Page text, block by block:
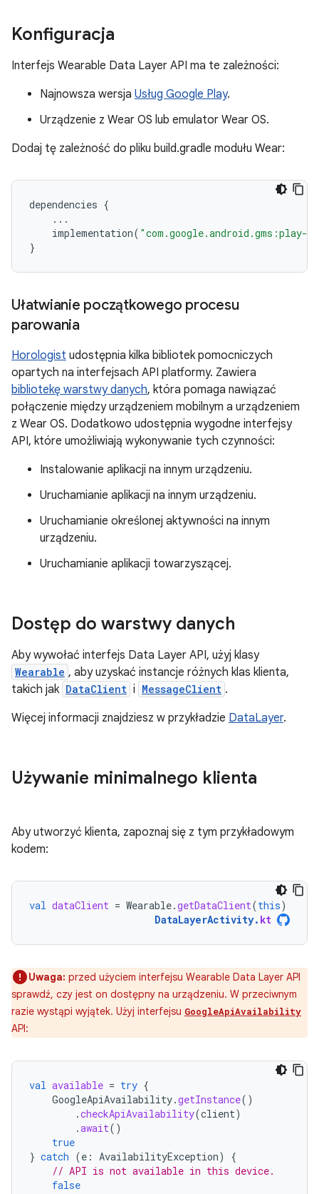
Konfiguracja
Interfejs Wearable Data Layer API ma te zależności:
Najnowsza wersja Usług Google Play.
Urządzenie z Wear OS lub emulator Wear OS.
Dodaj tę zależność do pliku build.gradle modułu Wear:
dependencies {
...
implementation( "com.google.android.gms:play-
}
Ułatwianie początkowego procesu
parowania
Horologist udostępnia kilka bibliotek pomocniczych
opartych na interfejsach API platformy. Zawiera
bibliotekę warstwy danych, która pomaga nawiązać
połączenie między urządzeniem mobilnym a urządzeniem
z Wear OS. Dodatkowo udostępnia wygodne interfejsy
API, które umożliwiają wykonywanie tych czynności:
Instalowanie aplikacji na innym urządzeniu.
Uruchamianie aplikacji na innym urządzeniu.
Uruchamianie określonej aktywności na innym
urządzeniu.
Uruchamianie aplikacji towarzyszącej.
Dostęp do warstwy danych
Aby wywołać interfejs Data Layer API, użyj klasy
Wearable , aby uzyskać instancje różnych klas klienta,
takich jak DataClient i MessageClient .
Więcej informacji znajdziesz w przykładzie DataLayer.
Używanie minimalnego klienta
Aby utworzyć klienta, zapoznaj się z tym przykładowym
kodem:
val dataClient = Wearable.getDataClient(this)
DataLayerActivity. kt
Uwaga: przed użyciem interfejsu Wearable Data Layer API
sprawdź, czy jest on dostępny na urządzeniu. W przeciwnym
razie wystąpi wyjątek. Użyj interfejsu GoogleApiAvailability
API:
val available = try {
GoogleApiAvailability.getInstance()
.checkApiAvailability(client)
.await()
true
} catch (e : AvailabilityException)
{
// API is not available in this device.
false